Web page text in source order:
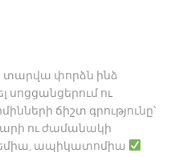
փորձն ինձ
սոցցանցերում ու
ճիշտ գրությունը՝
ու ժամանակի
ապիկատոմիա